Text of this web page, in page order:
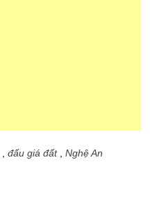
,đấu giá đất,Nghệ An